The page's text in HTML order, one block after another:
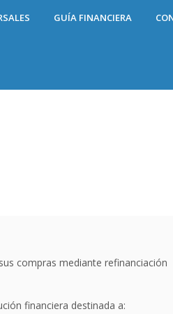
GUÍA FINANCIERA
compras mediante refinanciación
financiera destinada a: